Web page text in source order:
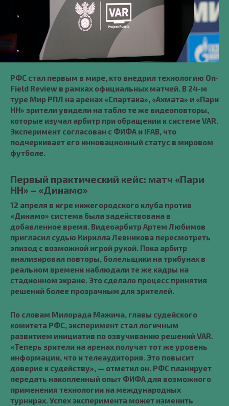
РФС стал первым в мире, кто внедрил технологию On-
Field Review в рамках официальных матчей. В 24-м
туре Мир РПЛ на аренах «Спартака», «Ахмата» и «Пари
НН» зрители увидели на табло те же видеоповторы,
которые изучал арбитр при обращении к системе VAR.
Эксперимент согласован с ФИФА и IFAB, что
подчеркивает его инновационный статус в мировом
футболе.
Первый практический кейс: матч «Пари
НН» – «Динамо»
12 апреля в игре нижегородского клуба против
«Динамо» система была задействована в
добавленное время. Видеоарбитр Артем Любимов
пригласил судью Кирилла Левникова пересмотреть
эпизод с возможной игрой рукой. Пока арбитр
анализировал повторы, болельщики на трибунах в
реальном времени наблюдали те же кадры на
стадионном экране. Это сделало процесс принятия
решений более прозрачным для зрителей.
По словам Милорада Мажича, главы судейского
комитета РФС, эксперимент стал логичным
развитием инициатив по озвучиванию решений VAR.
«Теперь зрители на аренах получат тот же уровень
информации, что и телеаудитория. Это повысит
доверие к судейству», — отметил он. РФС планирует
передать накопленный опыт ФИФА для возможного
применения технологии на международных
турнирах. Успех эксперимента может изменить